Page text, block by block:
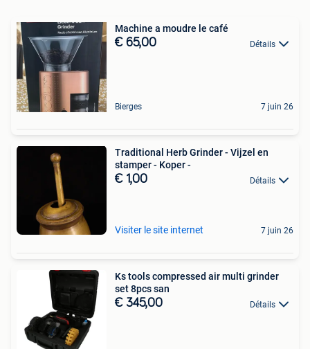
Machine a moudre le café
€ 65,00 Détails
Bierges 7 juin 26
Traditional Herb Grinder - Vijzel en
stamper - Koper -
€ 1,00 Détails
Visiter le site internet 7 juin 26
Ks tools compressed air multi grinder
set 8pcs san
€ 345,00 Détails